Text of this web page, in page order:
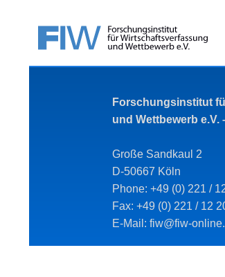
Forschungsinstitut
und Wettbewerb e.V.
Große Sandkaul 2
D-50667 Köln
Phone: +49 (0) 221 /
Fax: +49 (0) 221 / 12
E-Mail: fiw@fiw-